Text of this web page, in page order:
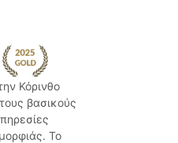
Κόρινθο
βασικούς
Το